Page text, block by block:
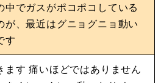
中でガスがポコポコしている
が、最近はグニョグニョ動い
す
ます 痛いほどではありません